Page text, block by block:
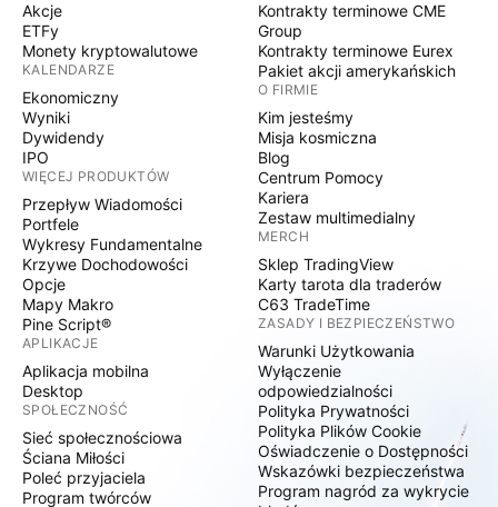
Akcje
ETFy
Monety kryptowalutowe
KALENDARZE
Ekonomiczny
Wyniki
Dywidendy
IPO
WIĘCEJ PRODUKTÓW
Przepływ Wiadomości
Portfele
Wykresy Fundamentalne
Krzywe Dochodowości
Opcje
Mapy Makro
Pine Script®
APLIKACJE
Aplikacja mobilna
Desktop
SPOŁECZNOŚĆ
Sieć społecznościowa
Ściana Miłości
Poleć przyjaciela
Program twórców
Kontrakty terminowe CME
Group
Kontrakty terminowe Eurex
Pakiet akcji amerykańskich
O FIRMIE
Kim jesteśmy
Misja kosmiczna
Blog
Centrum Pomocy
Kariera
Zestaw multimedialny
MERCH
Sklep TradingView
Karty tarota dla traderów
C63 TradeTime
ZASADY I BEZPIECZEŃSTWO
Warunki Użytkowania
Wyłączenie
odpowiedzialności
Polityka Prywatności
Polityka Plików Cookie
Oświadczenie o Dostępności
Wskazówki bezpieczeństwa
Program nagród za wykrycie